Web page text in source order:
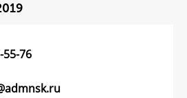
55-76